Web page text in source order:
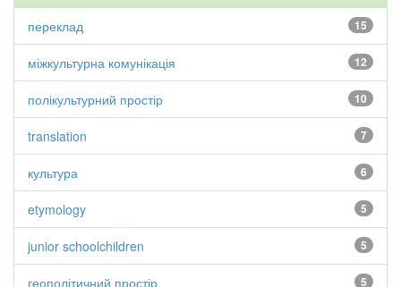
15
переклад
12
міжкультурна комунікація
10
полікультурний простір
7
translation
6
культура
5
etymology
5
junior schoolchildren
5
геополітичний простір